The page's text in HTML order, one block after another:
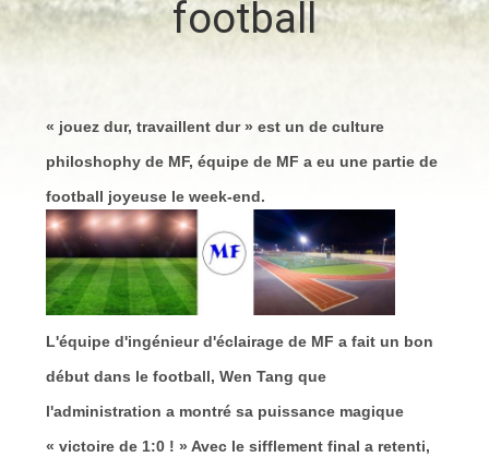
VISITE
D'USINE
CONTRÔLE
QUALITÉ
CONTACTEZ-
NOUS
DEMANDEZ
UNE
CITATION
football
« jouez dur, travaillent dur » est un de culture
philoshophy de MF, équipe de MF a eu une partie de
football joyeuse le week-end.
L'équipe d'ingénieur d'éclairage de MF a fait un bon
début dans le football, Wen Tang que
l'administration a montré sa puissance magique
« victoire de 1:0 ! » Avec le sifflement final a retenti,